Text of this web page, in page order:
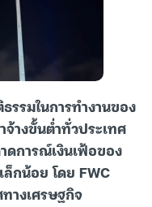
รรมในการทำงานของ
จ้างขั้นต่ำทั่วประเทศ
ดการณ์เงินเฟ้อของ
ล็กน้อย โดย FWC
างเศรษฐกิจ